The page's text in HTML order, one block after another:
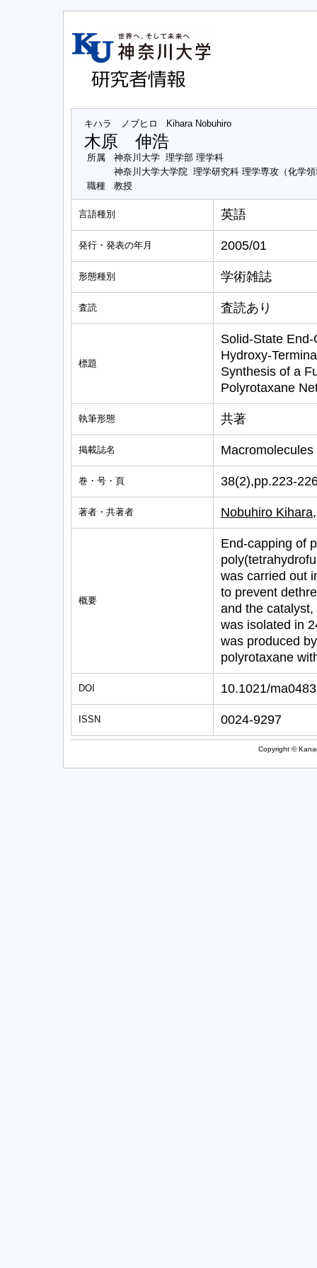
キハラ ノブヒロ Kihara Nobuhiro
木原 伸浩
所属
神奈川大学 理学部 理学科
神奈川大学大学院 理学研究科 理学専攻（化学
職種
教授
言語種別 英語
発行・発表の年月 2005/01
形態種別 学術雑誌
査読 査読あり
標題
Solid-State
Hydroxy-
Synthesis of a
Polyrotaxane
執筆形態 共著
掲載誌名 Macromolecules
巻・号・頁 38(2),pp.223-
著者・共著者 Nobuhiro Kihara
概要
End-capping of
was carried out
to prevent
and the
was isolated in
was produced
polyrotaxane
DOI 10.1021/
ISSN 0024-9297
Copyright ©